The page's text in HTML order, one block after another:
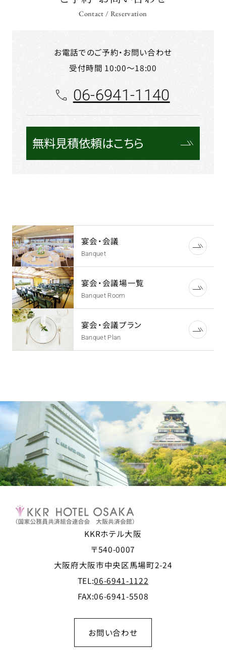
Contact / Reservation
お電話でのご予約・お問い合わせ
受付時間 10:00～18:00
06-6941-1140
無料見積依頼はこちら
宴会・会議
Banquet
宴会・会議場一覧
Banquet Room
宴会・会議プラン
Banquet Plan
KKRホテル大阪
〒540-0007
大阪府大阪市中央区馬場町2-24
TEL:06-6941-1122
FAX:06-6941-5508
お問い合わせ